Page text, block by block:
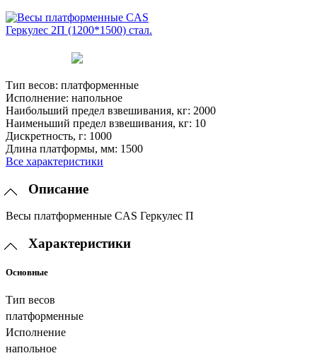
Тип весов: платформенные
Исполнение: напольное
Наибольший предел взвешивания, кг: 2000
Наименьший предел взвешивания, кг: 10
Дискретность, г: 1000
Длина платформы, мм: 1500
Все характеристики
Описание
Весы платформенные CAS Геркулес П
Характеристики
Основные
Тип весов
платформенные
Исполнение
напольное